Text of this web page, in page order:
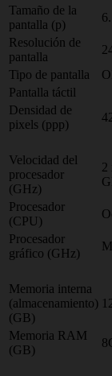
Tamaño de la
pantalla (p)
Resolución de
pantalla
Tipo de pantalla
Pantalla táctil
Densidad de
pixels (ppp)
Velocidad del
procesador
(GHz)
2
Procesador
(CPU)
Procesador
gráfico (GHz)
Memoria interna
(almacenamiento)
(GB)
Memoria RAM
(GB)